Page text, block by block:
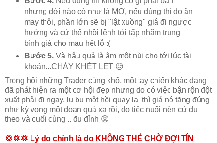
nhưng đời nào có như là MƠ, nếu đúng thì do ăn
may thôi, phần lớn sẽ bị "lật xuồng" giá đi ngược
hướng và cứ thế nhồi lệnh tới tấp nhằm trung
bình giá cho mau hết lỗ :(
Bước 5. Và hậu quả là âm một nùi cho tới lúc tài
khoản...CHÁY KHÉT LẸT 😥
Trong hội những Trader cùng khổ, một tay chiến khác đang
đã phát hiện ra một cơ hội đẹp nhưng do có việc bận rộn đột
xuất phải đi ngay, lu bu một hồi quay lại thì giá nó tăng đúng
như kỳ vọng một đoạn quá xa rồi, do tiếc nuối nên cứ đu
theo và cuối cùng .. đu đỉnh 😡
💢💢💢 Lý do chính là do KHÔNG THỂ CHỜ ĐỢI TÍN